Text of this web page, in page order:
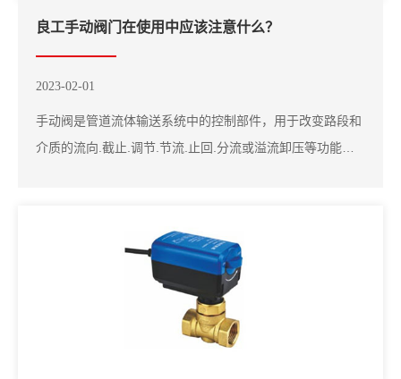
良工手动阀门在使用中应该注意什么？
2023-02-01
手动阀是管道流体输送系统中的控制部件，用于改变路段和
介质的流向.截止.调节.节流.止回.分流或溢流卸压等功能。
泛的阀门，其手轮或手柄是根据普通人力设计的，考虑到密
封面的强度和必要的关闭力。因此，不能使用...